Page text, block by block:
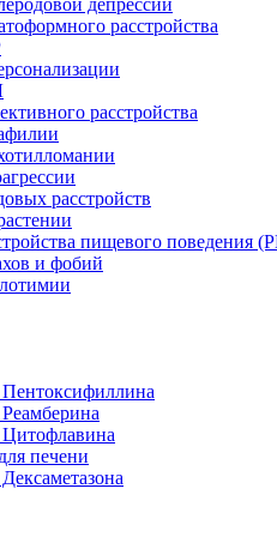
депрессии
расстройства
расстройства
расстройств
пищевого поведения
и фобий
печени